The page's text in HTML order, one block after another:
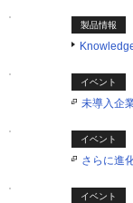
製品情報
イベント
未導入企
イベント
さらに進
イベント